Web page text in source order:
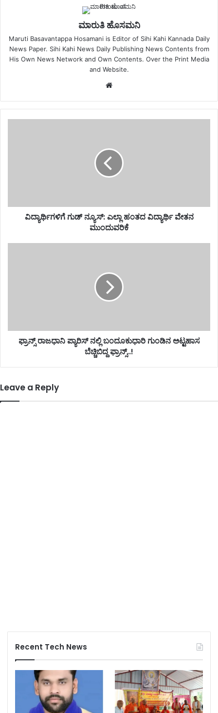
ಮಾರುತಿ ಹೊಸಮನಿ
Maruti Basavantappa Hosamani is Editor of Sihi Kahi Kannada Daily
News Paper. Sihi Kahi News Daily Publishing News Contents from
His Own News Network and Own Contents. Over the Print Media
and Website.
Website
ವಿದ್ಯಾರ್ಥಿಗಳಿಗೆ ಗುಡ್ ನ್ಯೂಸ್: ಎಲ್ಲಾ ಹಂತದ ವಿದ್ಯಾರ್ಥಿ ವೇತನ
ಮುಂದುವರಿಕೆ
ಫ್ರಾನ್ಸ್ ರಾಜಧಾನಿ ಪ್ಯಾರಿಸ್ ನಲ್ಲಿ ಬಂದೂಕುಧಾರಿ ಗುಂಡಿನ ಅಟ್ಟಹಾಸ
ಬೆಚ್ಚಿಬಿದ್ದ ಫ್ರಾನ್ಸ್..!
Leave a Reply
Recent Tech News